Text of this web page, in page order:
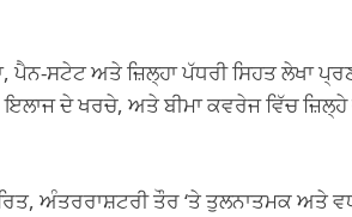
ਪੈਨ-ਸਟੇਟ ਅਤੇ ਜ਼ਿਲ੍ਹਾ ਪੱਧਰੀ ਸਿਹਤ ਲੇਖਾ
ਇਲਾਜ ਦੇ ਖਰਚੇ, ਅਤੇ ਬੀਮਾ ਕਵਰੇਜ ਵਿੱਚ
ਅੰਤਰਰਾਸ਼ਟਰੀ ਤੌਰ ‘ਤੇ ਤੁਲਨਾਤਮਕ ਅਤੇ